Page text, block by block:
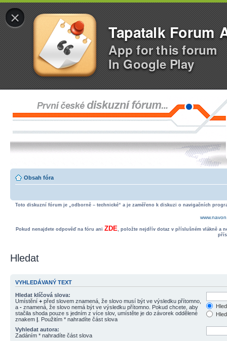
×
Tapatalk Forum
App for this forum
In Google Play
Obsah fóra
Toto diskuzní fórum je „odborně – technické“ a je zaměřeno k diskuzi o navigačních
Pokud nenajdete odpověď na fóru ani ZDE, položte nejdřív dotaz v příslušném vlákně a
Hledat
VYHLEDÁVANÝ TEXT
Hledat klíčová slova:
Umístění + před slovem znamená, že slovo musí být ve výsledku přítomno,
a - znamená, že slovo nemá být ve výsledku přítomno. Pokud chcete, aby
stačila shoda pouze s jedním z více slov, umístěte je do závorek oddělené
znakem | . Použitím * nahradíte část slova
Vyhledat autora:
Zadáním * nahradíte část slova